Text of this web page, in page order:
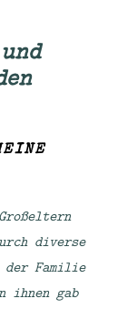
diverse
der Familie
ihnen gab